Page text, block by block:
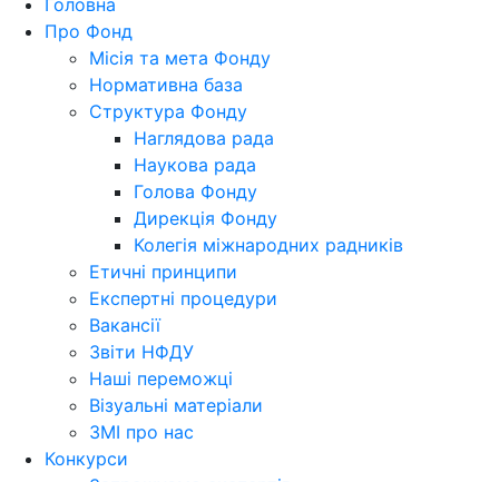
Про Фонд
Місія та мета Фонду
Нормативна база
Структура Фонду
Наглядова рада
Наукова рада
Голова Фонду
Дирекція Фонду
Колегія міжнародних радників
Етичні принципи
Експертні процедури
Вакансії
Звіти НФДУ
Наші переможці
Візуальні матеріали
ЗМІ про нас
Конкурси